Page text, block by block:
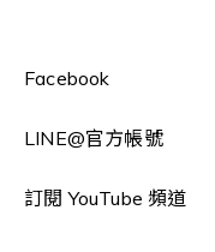
Facebook
LINE@官方帳號
訂閱 YouTube 頻道